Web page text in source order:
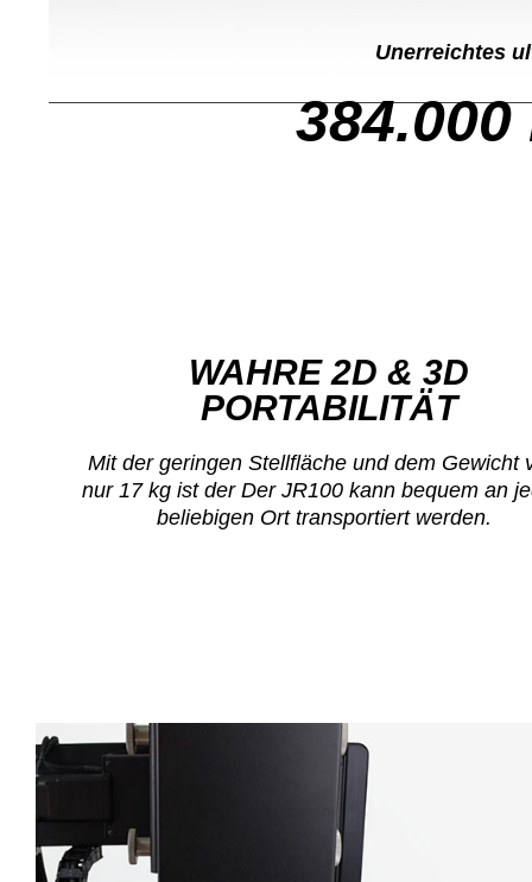
Unerreichtes
WAHRE 2D & 3D
PORTABILITÄT
Mit der geringen Stellfläche und dem Gewicht
nur 17 kg ist der Der JR100 kann bequem an
beliebigen Ort transportiert werden.